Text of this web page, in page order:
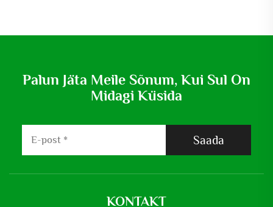
Palun Jäta Meile Sõnum, Kui Sul On
Midagi Küsida
Saada
KONTAKT